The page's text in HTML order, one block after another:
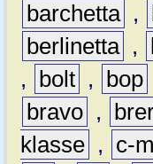
barchetta ,
berlinetta ,
,
bolt , bop
bravo ,
klasse , c-